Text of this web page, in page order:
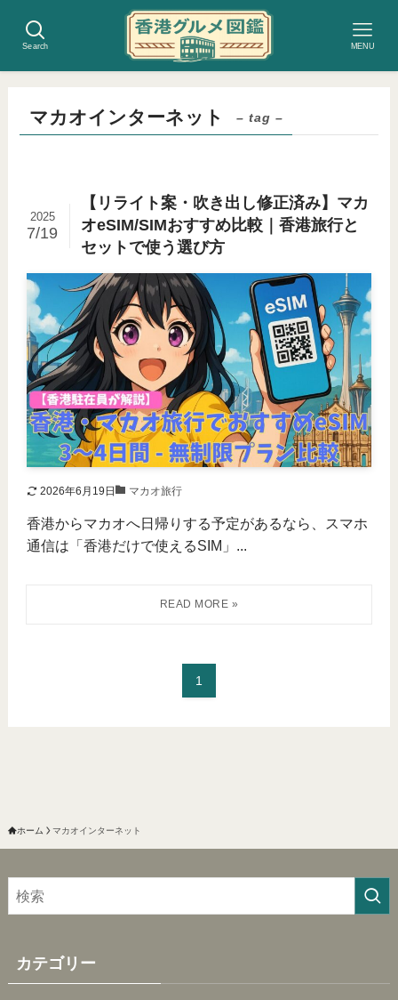
Search MENU
マカオインターネット – tag –
【リライト案・吹き出し修正済み】マカ
オeSIM/SIMおすすめ比較｜香港旅行と
セットで使う選び方
2025
7/19
2026年6月19日 マカオ旅行
香港からマカオへ日帰りする予定があるなら、スマホ
通信は「香港だけで使えるSIM」...
1
ホーム マカオインターネット
カテゴリー